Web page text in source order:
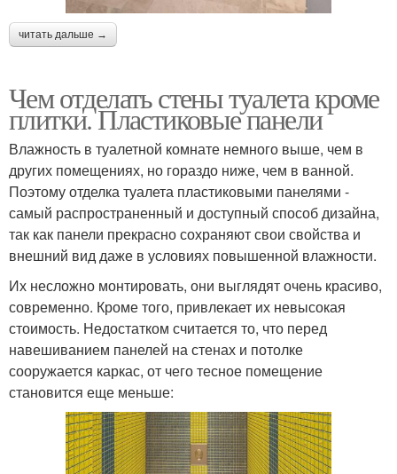
читать дальше →
Чем отделать стены туалета кроме
плитки. Пластиковые панели
Влажность в туалетной комнате немного выше, чем в
других помещениях, но гораздо ниже, чем в ванной.
Поэтому отделка туалета пластиковыми панелями -
самый распространенный и доступный способ дизайна,
так как панели прекрасно сохраняют свои свойства и
внешний вид даже в условиях повышенной влажности.
Их несложно монтировать, они выглядят очень красиво,
современно. Кроме того, привлекает их невысокая
стоимость. Недостатком считается то, что перед
навешиванием панелей на стенах и потолке
сооружается каркас, от чего тесное помещение
становится еще меньше: